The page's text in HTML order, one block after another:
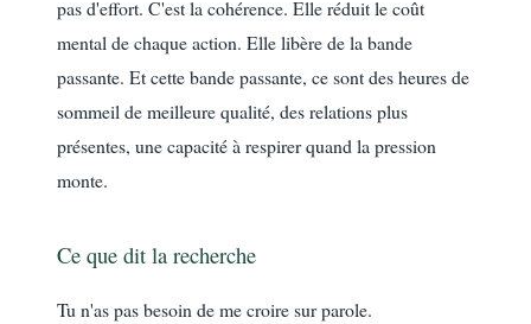
pas d'effort. C'est la cohérence. Elle réduit le coût
mental de chaque action. Elle libère de la bande
passante. Et cette bande passante, ce sont des heures de
sommeil de meilleure qualité, des relations plus
présentes, une capacité à respirer quand la pression
monte.
Ce que dit la recherche
Tu n'as pas besoin de me croire sur parole.